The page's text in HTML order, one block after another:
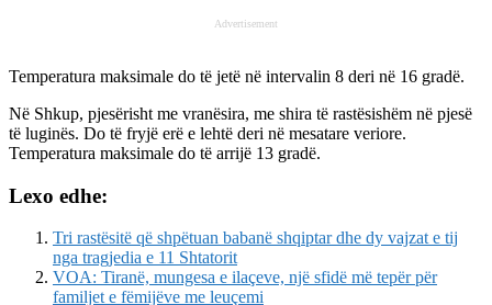
Advertisement
Temperatura maksimale do të jetë në intervalin 8 deri në 16 gradë.
Në Shkup, pjesërisht me vranësira, me shira të rastësishëm në pjesë
të luginës. Do të fryjë erë e lehtë deri në mesatare veriore.
Temperatura maksimale do të arrijë 13 gradë.
Lexo edhe:
Tri rastësitë që shpëtuan babanë shqiptar dhe dy vajzat e tij
nga tragjedia e 11 Shtatorit
VOA: Tiranë, mungesa e ilaçeve, një sfidë më tepër për
familjet e fëmijëve me leuçemi